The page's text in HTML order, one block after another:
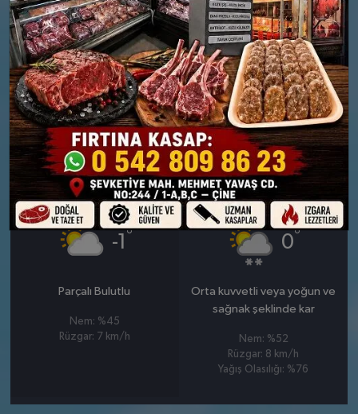
Orta kuvvetli karlı
Nem: %78
Rüzgar: 8 km/h
Yağış Olasılığı: %89
Kar Olasılığı: %25
Hafif dondurucu yağmurlu
Nem: %77
Rüzgar: 5 km/h
Yağış Olasılığı: %89
Kar Olasılığı: %14
25 OCAK
PAZAR
-1 °
Parçalı Bulutlu
Nem: %45
Rüzgar: 7 km/h
26 OCAK
PAZARTESI
0°
Orta kuvvetli veya yoğun ve
sağnak şeklinde kar
Nem: %52
Rüzgar: 8 km/h
Yağış Olasılığı: %76